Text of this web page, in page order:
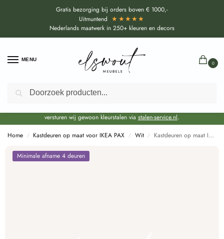
Gratis bezorging bij orders boven € 1000,-
Uitmuntend ★★★★★
Nederlands maatwerk in 250+ kleuren en decors
MENU
0
Door de bouwvakperiode geldt voor alle collecties momenteel een EXTRA
levertijd van circa 3-4 weken bovenop de reguliere levertijd.
versturen wij gewoon kleurstalen via stalen-service.nl.
Home / Kastdeuren op maat voor IKEA PAX / Wit / Kastdeuren op maat Industrie wit (W10140 SM) voor IKEA PAX
Minimale afname 4 deuren